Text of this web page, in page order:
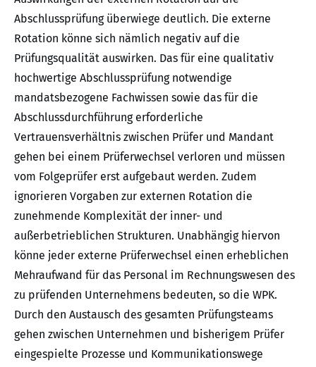
Abschlussprüfung überwiege deutlich. Die externe
Rotation könne sich nämlich negativ auf die
Prüfungsqualität auswirken. Das für eine qualitativ
hochwertige Abschlussprüfung notwendige
mandatsbezogene Fachwissen sowie das für die
Abschlussdurchführung erforderliche
Vertrauensverhältnis zwischen Prüfer und Mandant
gehen bei einem Prüferwechsel verloren und müssen
vom Folgeprüfer erst aufgebaut werden. Zudem
ignorieren Vorgaben zur externen Rotation die
zunehmende Komplexität der inner- und
außerbetrieblichen Strukturen. Unabhängig hiervon
könne jeder externe Prüferwechsel einen erheblichen
Mehraufwand für das Personal im Rechnungswesen des
zu prüfenden Unternehmens bedeuten, so die WPK.
Durch den Austausch des gesamten Prüfungsteams
gehen zwischen Unternehmen und bisherigem Prüfer
eingespielte Prozesse und Kommunikationswege